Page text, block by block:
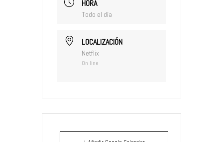
HORA
Todo el día
LOCALIZACIÓN
Netflix
On line